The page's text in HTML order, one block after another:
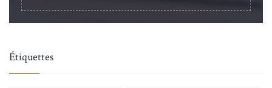
Étiquettes